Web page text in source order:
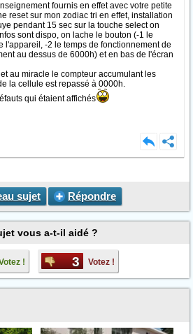
fournis en effet avec votre petite
reset sur mon zodiac tri en effet, installation
pendant 15 sec sur la touche select on
sont dispo, on lache le bouton (-1 le
l'appareil, -2 le temps de fonctionnement de
au dessus de 6000h) et en bas de l'écran
au miracle le compteur accumulant les
la cellule est repassé à 0000h.
qui étaient affichés
sujet Répondre
vous a-t-il aidé ?
! 3 Votez !